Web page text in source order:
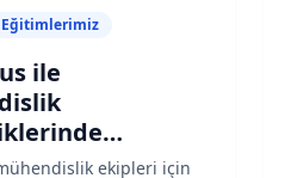
ile
Artış: 7
ekipleri için